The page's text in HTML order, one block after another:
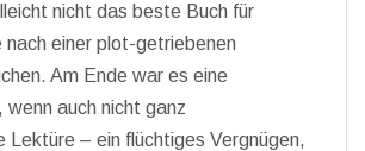
nicht das beste Buch für
nach einer plot-getriebenen
Am Ende war es eine
wenn auch nicht ganz
Lektüre – ein flüchtiges Vergnügen,